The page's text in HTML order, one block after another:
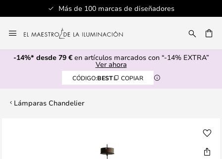
Más de 100 marcas de diseñadores
al
contenido
-14%* desde 79 €en artículos marcados con “-14% EXTRA”
Ver ahora
CÓDIGO:BEST COPIAR
Lámparas Chandelier